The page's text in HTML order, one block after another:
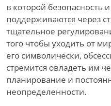
в которой безопасность
поддерживаются через
тщательное
того чтобы уходить от
его символически,
стремится овладеть им
планирование и
неопределенности.